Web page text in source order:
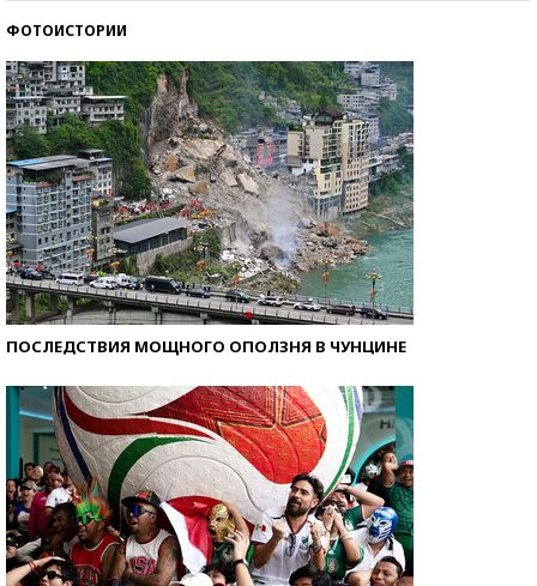
ФОТОИСТОРИИ
ПОСЛЕДСТВИЯ МОЩНОГО ОПОЛЗНЯ В ЧУНЦИНЕ